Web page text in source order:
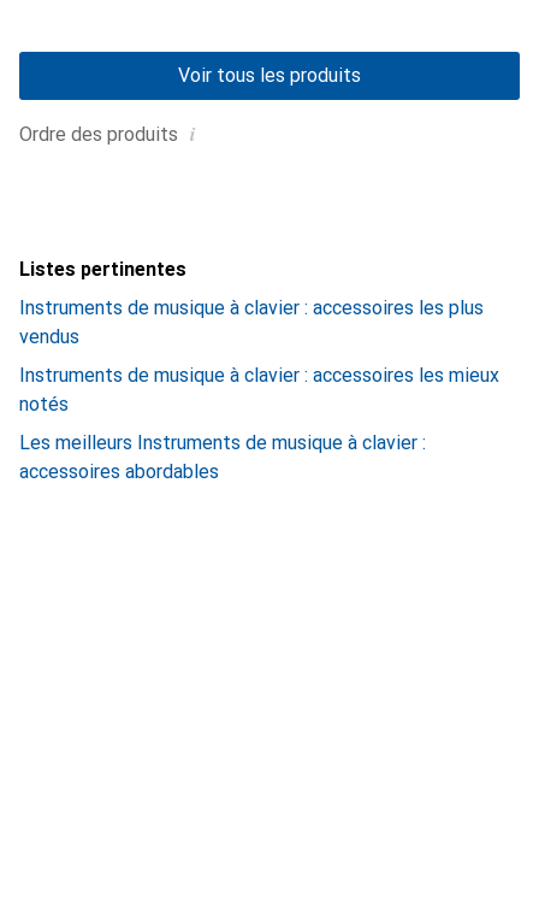
Ordre des produits i
Voir tous les produits
Listes pertinentes
Instruments de musique à clavier : accessoires les plus
vendus
Instruments de musique à clavier : accessoires les mieux
notés
Les meilleurs Instruments de musique à clavier :
accessoires abordables